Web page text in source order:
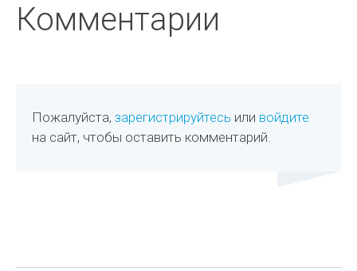
Комментарии
Пожалуйста,зарегистрируйтесь или войдите
на сайт, чтобы оставить комментарий.